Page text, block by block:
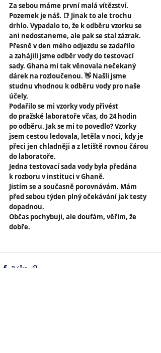
Za sebou máme první malá vítězství.
Pozemek je náš. 📑 Jinak to ale trochu
drhlo. Vypadalo to, že k odběru vzorku se
ani nedostaneme, ale pak se stal zázrak.
Přesně v den mého odjezdu se zadařilo
a zahájili jsme odběr vody do testovací
sady. Ghana mi tak věnovala nečekaný
dárek na rozloučenou. 👋 Našli jsme
studnu vhodnou k odběru vody pro naše
účely.
Podařilo se mi vzorky vody přivést
do pražské laboratoře včas, do 24 hodin
po odběru. Jak se mi to povedlo? Vzorky
jsem cestou ledovala, letěla v noci, kdy je
přeci jen chladněji a z letiště rovnou čárou
do laboratoře.
Jedna testovací sada vody byla předána
k rozboru v instituci v Ghaně.
Jistím se a současně porovnávám. Mám
před sebou týden plný očekávání jak testy
dopadnou.
Občas pochybuji, ale doufám, věřím, že
dobře.